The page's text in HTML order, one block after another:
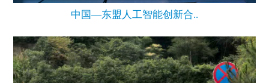
中国—东盟人工智能创新合..